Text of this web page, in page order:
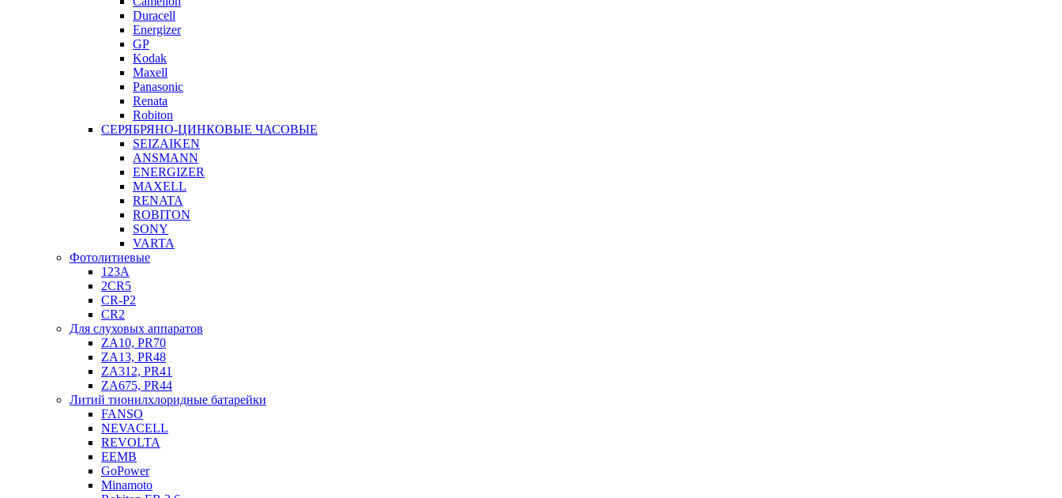
Duracell
Energizer
GP
Kodak
Maxell
Panasonic
Renata
Robiton
СЕРЯБРЯНО-ЦИНКОВЫЕ ЧАСОВЫЕ
SEIZAIKEN
ANSMANN
ENERGIZER
MAXELL
RENATA
ROBITON
SONY
VARTA
Фотолитиевые
123A
2CR5
CR-P2
CR2
Для слуховых аппаратов
ZA10, PR70
ZA13, PR48
ZA312, PR41
ZA675, PR44
Литий тионилхлоридные батарейки
FANSO
NEVACELL
REVOLTA
EEMB
GoPower
Minamoto